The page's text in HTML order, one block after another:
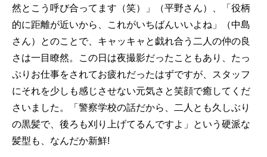
然とこう呼び合ってます（笑）」（平野さん）、「役柄
的に距離が近いから、これがいちばんいいよね」（中島
さん）とのことで、キャッキャと戯れ合う二人の仲の良
さは一目瞭然。この日は夜撮影だったこともあり、たっ
ぷりお仕事をされてお疲れだったはずですが、スタッフ
にそれを少しも感じさせない元気さと笑顔で癒してくだ
さいました。「警察学校の話だから、二人とも久しぶり
の黒髪で、後ろも刈り上げてるんですよ」という硬派な
髪型も、なんだか新鮮!